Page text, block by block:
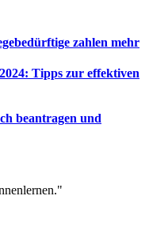
zahlen mehr
Tipps zur effektiven
beantragen und